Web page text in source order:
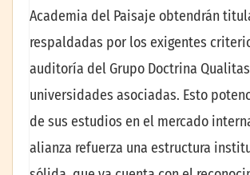
Academia del Paisaje obtendrán
respaldadas por los exigentes
auditoría del Grupo Doctrina
universidades asociadas. Esto
de sus estudios en el mercado
alianza refuerza una estructura